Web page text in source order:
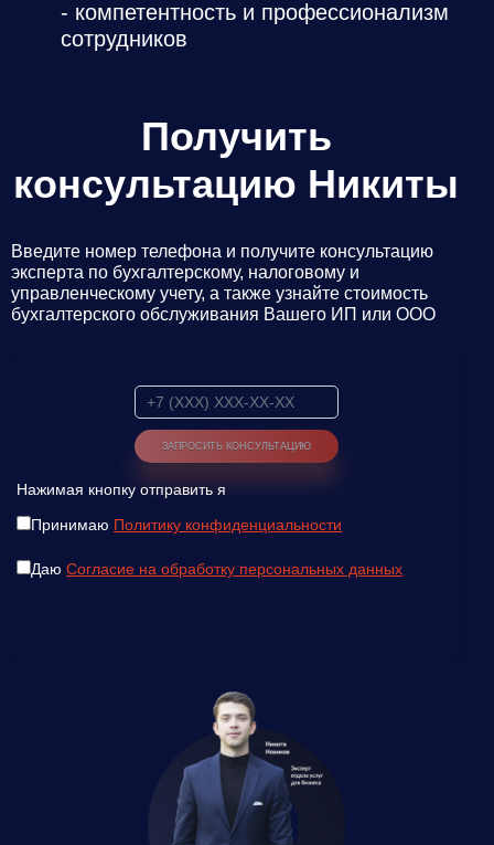
- компетентность и профессионализм
сотрудников
Получить
консультацию Никиты
Введите номер телефона и получите консультацию
эксперта по бухгалтерскому, налоговому и
управленческому учету, а также узнайте стоимость
бухгалтерского обслуживания Вашего ИП или ООО
Нажимая кнопку отправить я
Принимаю Политику конфиденциальности
Даю Согласие на обработку персональных данных
ДаюСогласие на обработку персональных данных